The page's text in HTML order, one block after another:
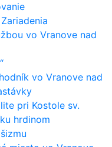
vo Vranove nad
vo Vranove nad
pri Kostole sv.
hrdinom